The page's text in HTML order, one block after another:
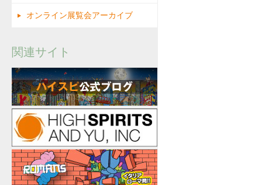
オンライン展覧会アーカイブ
関連サイト